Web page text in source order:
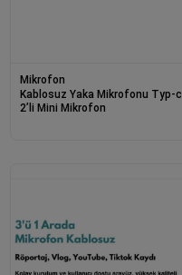
Mikrofon
Kablosuz Yaka Mikrofonu Typ-c
2’li Mini Mikrofon